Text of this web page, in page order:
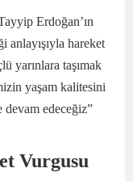
Erdoğan’ın
hareket
yarınlara taşımak
yaşam kalitesini
devam edeceğiz”
Vurgusu